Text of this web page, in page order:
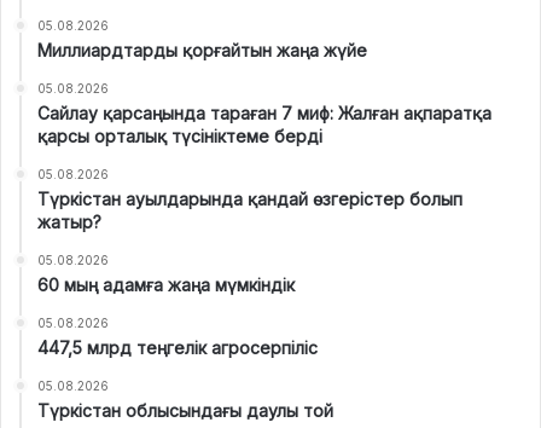
05.08.2026
Миллиардтарды қорғайтын жаңа жүйе
05.08.2026
Сайлау қарсаңында тараған 7 миф: Жалған ақпаратқа
қарсы орталық түсініктеме берді
05.08.2026
Түркістан ауылдарында қандай өзгерістер болып
жатыр?
05.08.2026
60 мың адамға жаңа мүмкіндік
05.08.2026
447,5 млрд теңгелік агросерпіліс
05.08.2026
Түркістан облысындағы даулы той